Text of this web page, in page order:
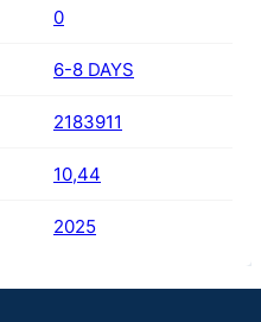
0
6-8 DAYS
2183911
10,44
2025